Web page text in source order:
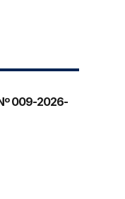
009-2026-